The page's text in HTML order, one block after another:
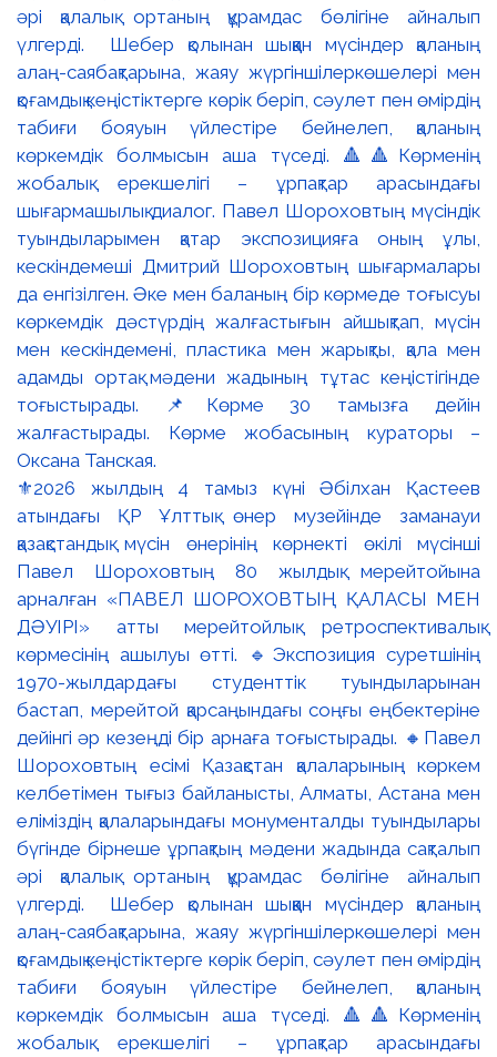
⚜️2026 жылдың 4 тамыз күні Әбілхан Қастеев
атындағы ҚР Ұлттық өнер музейінде заманауи
қазақстандық мүсін өнерінің көрнекті өкілі мүсінші
Павел Шороховтың 80 жылдық мерейтойына
арналған «ПАВЕЛ ШОРОХОВТЫҢ ҚАЛАСЫ МЕН
ДӘУІРІ» атты мерейтойлық ретроспективалық
көрмесінің ашылуы өтті. 🔹Экспозиция суретшінің
1970-жылдардағы студенттік туындыларынан
бастап, мерейтой қарсаңындағы соңғы еңбектеріне
дейінгі әр кезеңді бір арнаға тоғыстырады. 🔸Павел
Шороховтың есімі Қазақстан қалаларының көркем
келбетімен тығыз байланысты, Алматы, Астана мен
еліміздің қалаларындағы монументалды туындылары
бүгінде бірнеше ұрпақтың мәдени жадында сақталып
әрі қалалық ортаның құрамдас бөлігіне айналып
үлгерді. Шебер қолынан шыққан мүсіндер қаланың
алаң-саябақтарына, жаяу жүргіншілеркөшелері мен
қоғамдық кеңістіктерге көрік беріп, сәулет пен өмірдің
табиғи бояуын үйлестіре бейнелеп, қаланың
көркемдік болмысын аша түседі. 🔺🔺Көрменің
жобалық ерекшелігі – ұрпақтар арасындағы